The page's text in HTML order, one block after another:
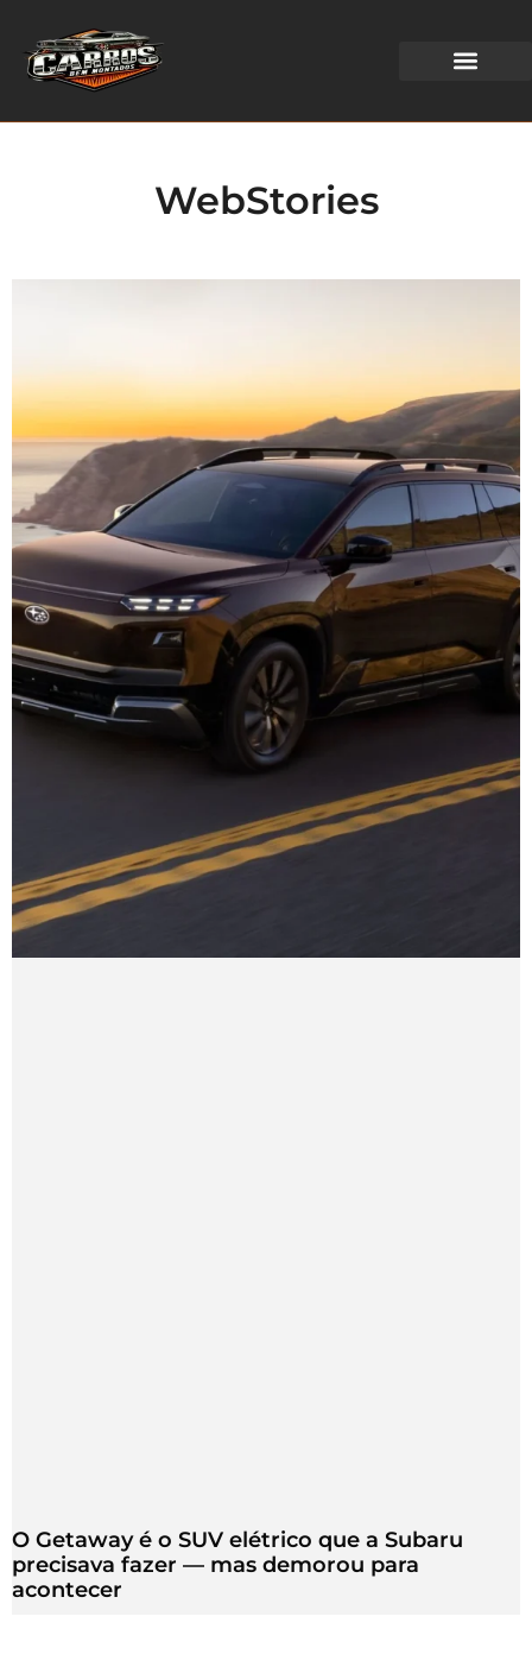
WebStories
O Getaway é o SUV elétrico que a Subaru
precisava fazer — mas demorou para
acontecer